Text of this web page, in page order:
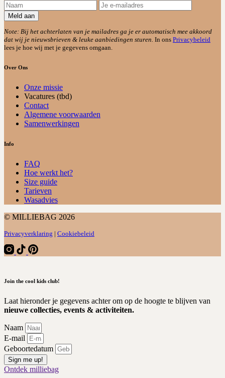
Meld aan
Note: Bij het achterlaten van je mailadres ga je er automatisch mee akkoord
dat wij je nieuwsbrieven & leuke aanbiedingen sturen. In ons Privacybeleid
lees je hoe wij met je gegevens omgaan.
Over Ons
Onze missie
Vacatures (tbd)
Contact
Algemene voorwaarden
Samenwerkingen
Info
FAQ
Hoe werkt het?
Size guide
Tarieven
Wasadvies
© MILLIEBAG 2026
Privacyverklaring | Cookiebeleid
Join the cool kids club!
Laat hieronder je gegevens achter om op de hoogte te blijven van
nieuwe collecties, events & activiteiten.
Naam
E-mail
Geboortedatum
Sign me up!
Ontdek milliebag